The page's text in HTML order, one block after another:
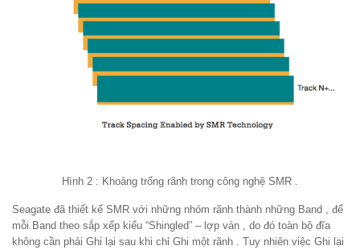
Hình 2 : Khoảng trống rãnh trong công nghệ SMR .
Seagate đã thiết kế SMR với những nhóm rãnh thành những Band , để
mỗi Band theo sắp xếp kiểu “Shingled” – lợp ván , do đó toàn bộ đĩa
không cần phải Ghi lại sau khi chỉ Ghi một rãnh . Tuy nhiên việc Ghi lại